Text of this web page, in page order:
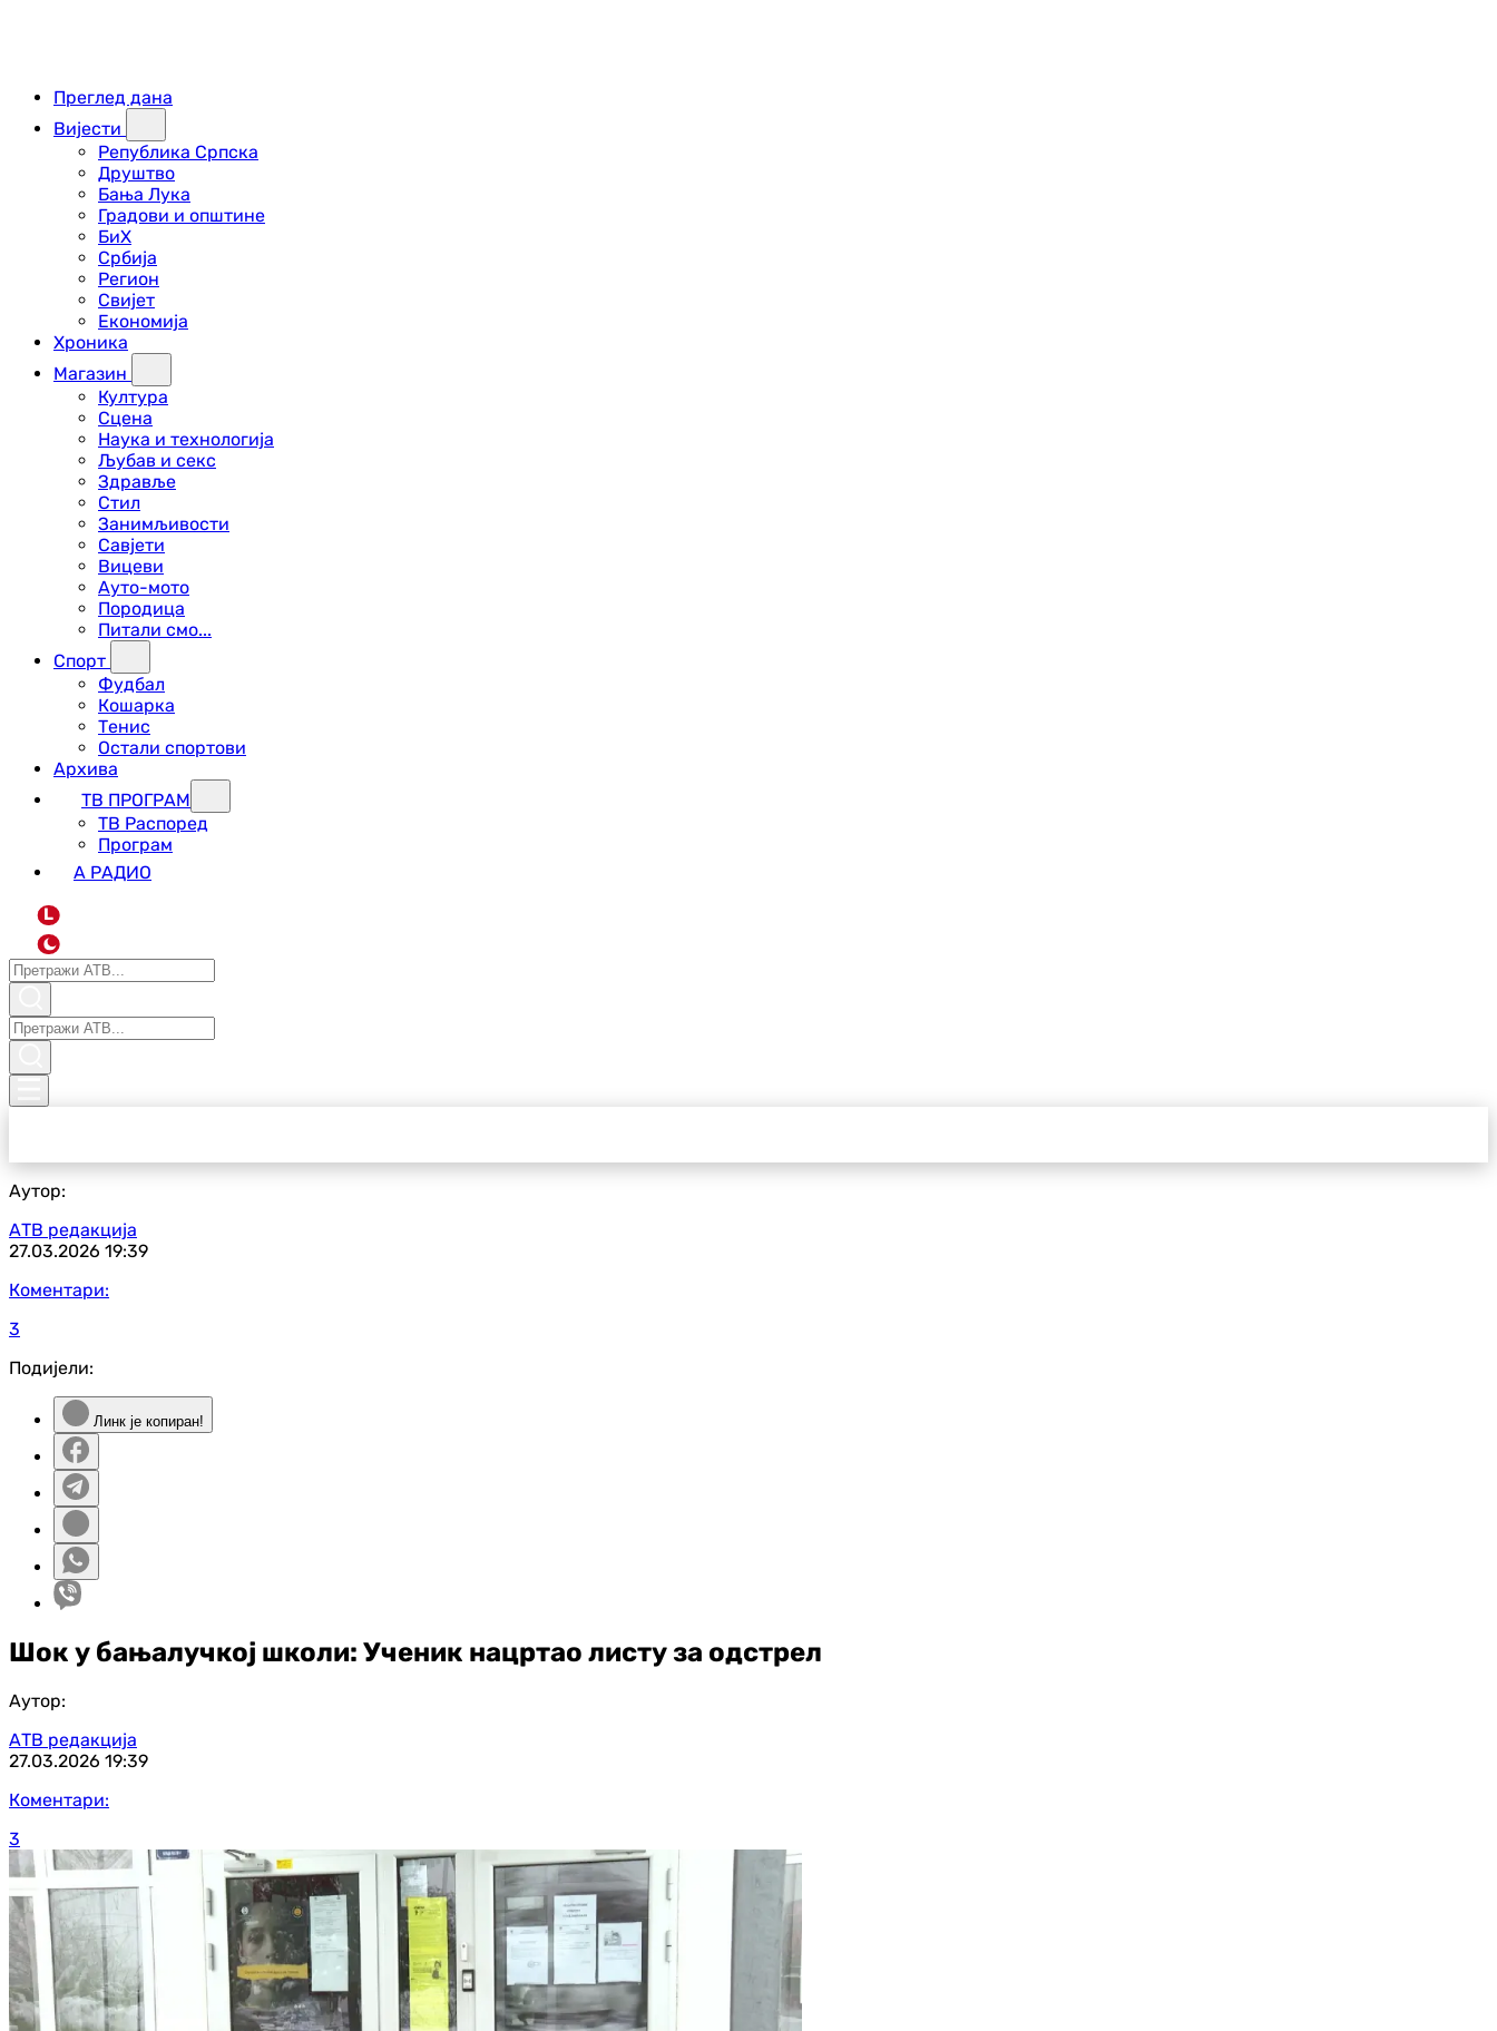
Преглед дана
Вијести
Република Српска
Друштво
Бања Лука
Градови и општине
БиХ
Србија
Регион
Свијет
Економија
Хроника
Магазин
Култура
Сцена
Наука и технологија
Љубав и секс
Здравље
Стил
Занимљивости
Савјети
Вицеви
Ауто-мото
Породица
Питали смо...
Спорт
Фудбал
Кошарка
Тенис
Остали спортови
Архива
ТВ ПРОГРАМ
ТВ Распоред
Програм
А РАДИО
L
Аутор:
АТВ редакција
27.03.2026 19:39
Коментари:
3
Подијели:
Линк је копиран!
Шок у бањалучкој школи: Ученик нацртао листу за одстрел
Аутор:
АТВ редакција
27.03.2026 19:39
Коментари:
3